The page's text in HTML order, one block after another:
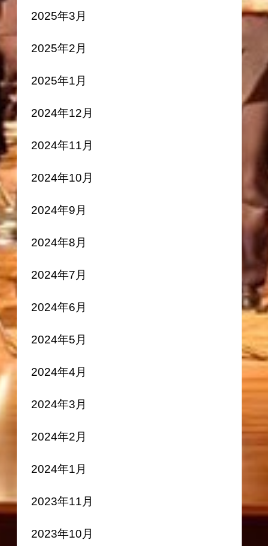
2025年3月
2025年2月
2025年1月
2024年12月
2024年11月
2024年10月
2024年9月
2024年8月
2024年7月
2024年6月
2024年5月
2024年4月
2024年3月
2024年2月
2024年1月
2023年11月
2023年10月